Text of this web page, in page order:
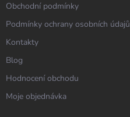
Obchodní podmínky
Podmínky ochrany osobních údajů
Kontakty
Blog
Hodnocení obchodu
Moje objednávka